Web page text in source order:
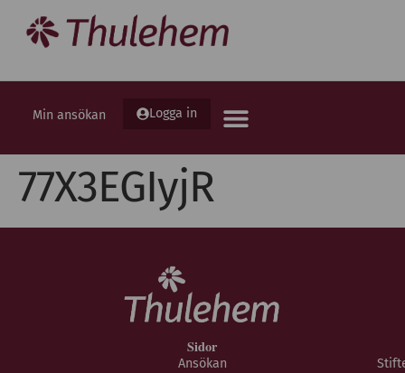
Min ansökan Logga in
77X3EGIyjR
Sidor
Ansökan